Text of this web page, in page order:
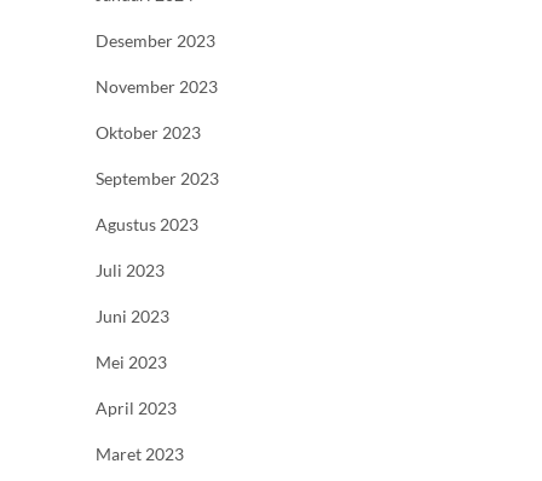
Desember 2023
November 2023
Oktober 2023
September 2023
Agustus 2023
Juli 2023
Juni 2023
Mei 2023
April 2023
Maret 2023